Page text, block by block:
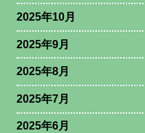
2025年10月
2025年9月
2025年8月
2025年7月
2025年6月